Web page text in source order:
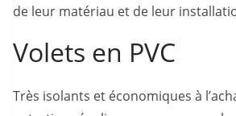
de leur matériau et de leur
Volets en PVC
Très isolants et économiques à